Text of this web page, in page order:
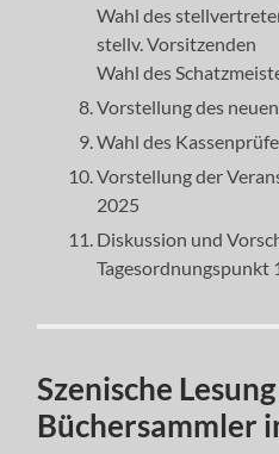
Wahl des
stellv. Vorsitzenden
Wahl des
Vorstellung des
Wahl des
Vorstellung der
2025
Diskussion und
Tagesordnungspunkt
Szenische
Büchersammler